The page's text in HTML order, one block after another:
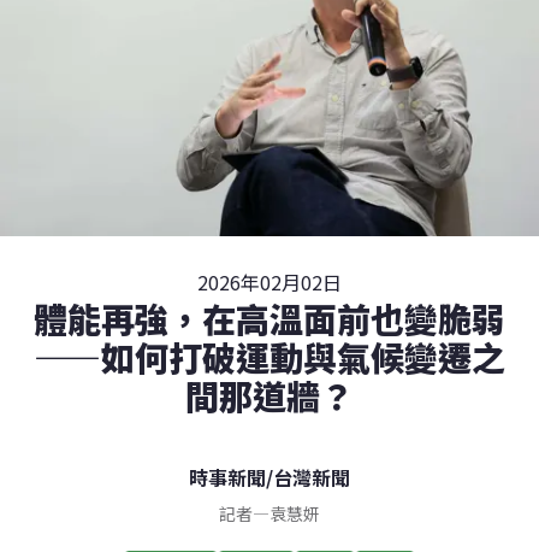
2026年02月02日
體能再強，在高溫面前也變脆弱
——如何打破運動與氣候變遷之
間那道牆？
時事新聞/台灣新聞
記者—袁慧妍